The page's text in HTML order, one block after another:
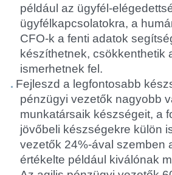
például az ügyfél-
ügyfélkapcsolatokra, a
CFO-k a fenti adatok
készíthetnek, csökkenthetik
ismerhetnek fel.
Fejleszd a legfontosabb
pénzügyi vezetők nagyobb
munkatársaik készségeit, a
jövőbeli készségekre külön
vezetők 24%-ával szemben
értékelte például kiválónak